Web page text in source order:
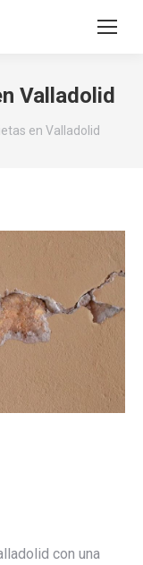
Valladolid
en Valladolid
con una